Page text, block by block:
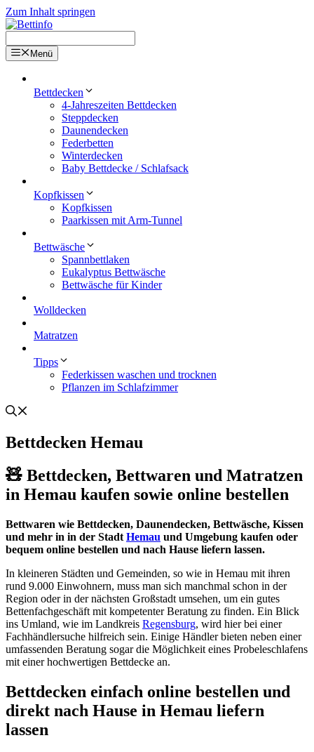
Zum Inhalt springen
Menü
Bettdecken
4-Jahreszeiten Bettdecken
Steppdecken
Daunendecken
Federbetten
Winterdecken
Baby Bettdecke / Schlafsack
Kopfkissen
Kopfkissen
Paarkissen mit Arm-Tunnel
Bettwäsche
Spannbettlaken
Eukalyptus Bettwäsche
Bettwäsche für Kinder
Wolldecken
Matratzen
Tipps
Federkissen waschen und trocknen
Pflanzen im Schlafzimmer
Bettdecken Hemau
🧸 Bettdecken, Bettwaren und Matratzen
in Hemau kaufen sowie online bestellen
Bettwaren wie Bettdecken, Daunendecken, Bettwäsche, Kissen
und mehr in in der Stadt Hemau und Umgebung kaufen oder
bequem online bestellen und nach Hause liefern lassen.
In kleineren Städten und Gemeinden, so wie in Hemau mit ihren
rund 9.000 Einwohnern, muss man sich manchmal schon in der
Region oder in der nächsten Großstadt umsehen, um ein gutes
Bettenfachgeschäft mit kompetenter Beratung zu finden. Ein Blick
ins Umland, wie im Landkreis Regensburg, wird hier bei einer
Fachhändlersuche hilfreich sein. Einige Händler bieten neben einer
umfassenden Beratung sogar die Möglichkeit eines Probeleschlafens
mit einer hochwertigen Bettdecke an.
Bettdecken einfach online bestellen und
direkt nach Hause in Hemau liefern
lassen